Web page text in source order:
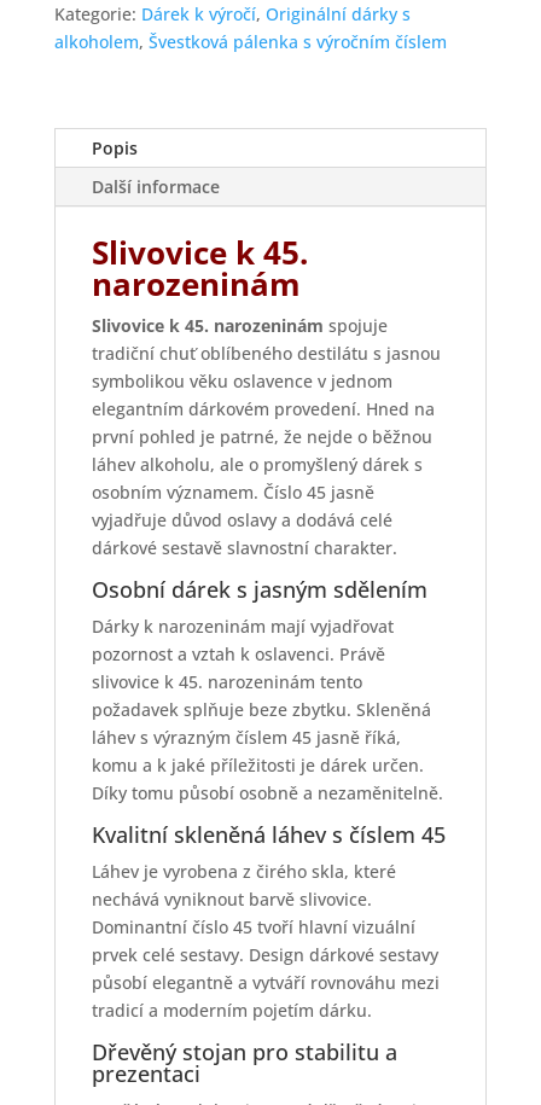
Kategorie: Dárek k výročí, Originální dárky s
alkoholem, Švestková pálenka s výročním číslem
Popis
Další informace
Slivovice k 45.
narozeninám
Slivovice k 45. narozeninám spojuje
tradiční chuť oblíbeného destilátu s jasnou
symbolikou věku oslavence v jednom
elegantním dárkovém provedení. Hned na
první pohled je patrné, že nejde o běžnou
láhev alkoholu, ale o promyšlený dárek s
osobním významem. Číslo 45 jasně
vyjadřuje důvod oslavy a dodává celé
dárkové sestavě slavnostní charakter.
Osobní dárek s jasným sdělením
Dárky k narozeninám mají vyjadřovat
pozornost a vztah k oslavenci. Právě
slivovice k 45. narozeninám tento
požadavek splňuje beze zbytku. Skleněná
láhev s výrazným číslem 45 jasně říká,
komu a k jaké příležitosti je dárek určen.
Díky tomu působí osobně a nezaměnitelně.
Kvalitní skleněná láhev s číslem 45
Láhev je vyrobena z čirého skla, které
nechává vyniknout barvě slivovice.
Dominantní číslo 45 tvoří hlavní vizuální
prvek celé sestavy. Design dárkové sestavy
působí elegantně a vytváří rovnováhu mezi
tradicí a moderním pojetím dárku.
Dřevěný stojan pro stabilitu a
prezentaci